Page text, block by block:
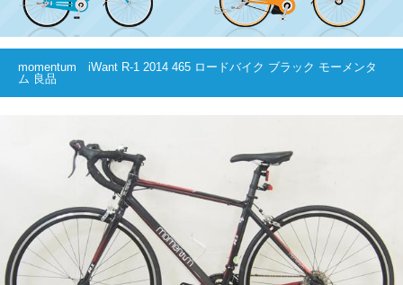
momentum iWant R-1 2014 465 ロードバイク ブラック モーメンタ
ム 良品